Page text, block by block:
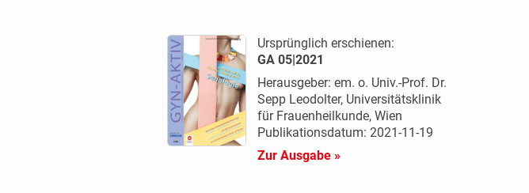
Ursprünglich erschienen:
GA 05|2021
Herausgeber: em. o. Univ.-Prof. Dr.
Sepp Leodolter, Universitätsklinik
für Frauenheilkunde, Wien
Publikationsdatum: 2021-11-19
Zur Ausgabe »